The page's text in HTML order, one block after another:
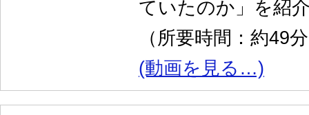
ていたのか」を紹
（所要時間：約49
(動画を見る…)